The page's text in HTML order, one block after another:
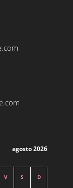
agosto 2026
V S D